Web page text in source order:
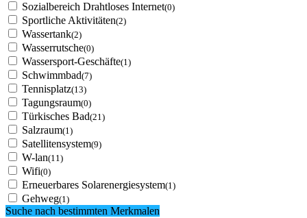
Sozialbereich Drahtloses Internet(0)
Sportliche Aktivitäten(2)
Wassertank(2)
Wasserrutsche(0)
Wassersport-Geschäfte(1)
Schwimmbad(7)
Tennisplatz(13)
Tagungsraum(0)
Türkisches Bad(21)
Salzraum(1)
Satellitensystem(9)
W-lan(11)
Wifi(0)
Erneuerbares Solarenergiesystem(1)
Gehweg(1)
Suche nach bestimmten Merkmalen